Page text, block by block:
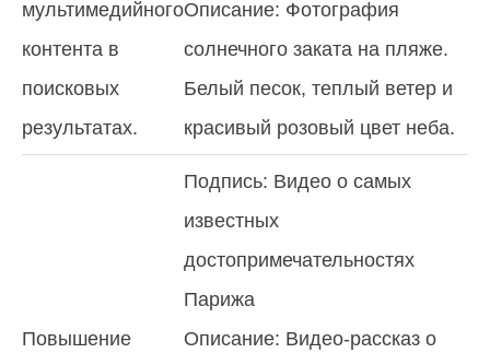
мультимедийного
контента в
поисковых
результатах.
Описание: Фотография
солнечного заката на пляже.
Белый песок, теплый ветер и
красивый розовый цвет неба.
Повышение
Подпись: Видео о самых
известных
достопримечательностях
Парижа
Описание: Видео-рассказ о